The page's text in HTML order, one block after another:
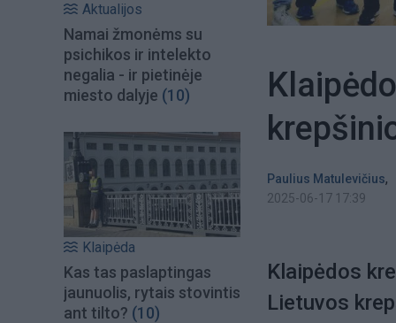
Aktualijos
Namai žmonėms su
psichikos ir intelekto
negalia - ir pietinėje
miesto dalyje (10)
Klaipėda
Kas tas paslaptingas
jaunuolis, rytais stovintis
ant tilto? (10)
Paulius Matulevičius,
2025-06-17 17:39
Klaipėdos
Lietuvos